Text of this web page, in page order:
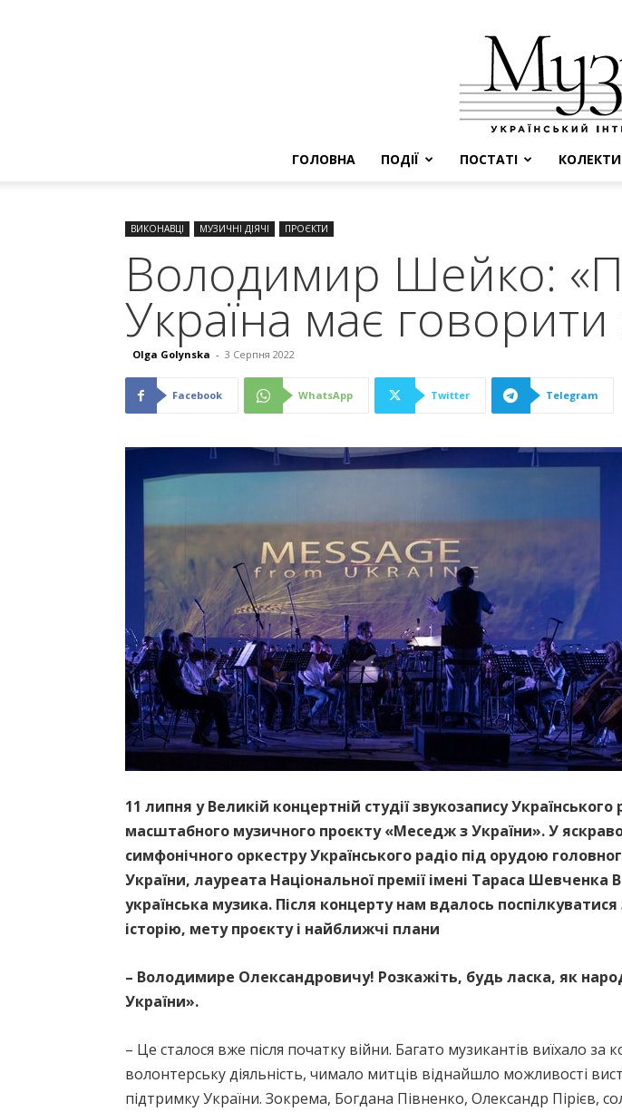
ГОЛОВНА ПОДІЇ ПОСТАТІ
ВИКОНАВЦІ МУЗИЧНІ ДІЯЧІ ПРОЄКТИ
Володимир Шейко:
Україна має говорити
Olga Golynska - 3 Серпня 2022
Facebook WhatsApp Twitter Telegram
11 липня у Великій концертній студії звукозапису
масштабного музичного проєкту «Меседж з України». У
симфонічного оркестру Українського радіо під орудою
України, лауреата Національної премії імені Тараса
українська музика. Після концерту нам вдалось
історію, мету проєкту і найближчі плани
– Володимире Олександровичу! Розкажіть, будь ласка, як
України».
– Це сталося вже після початку війни. Багато музикантів виїхало
волонтерську діяльність, чимало митців віднайшло можливості
підтримку України. Зокрема, Богдана Півненко, Олександр Пірієв,